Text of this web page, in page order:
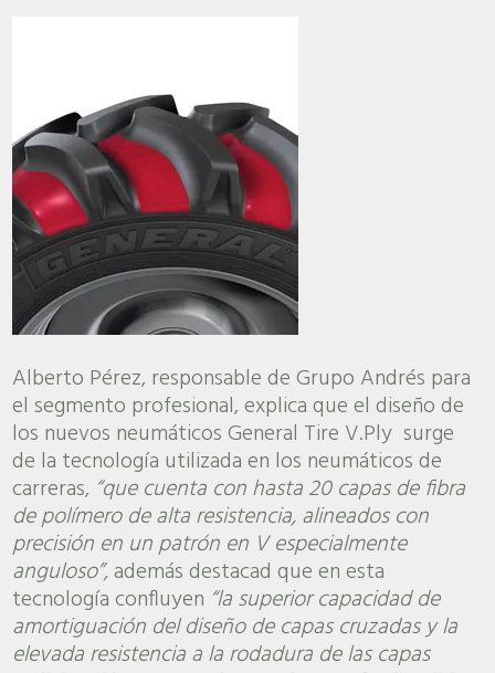
Alberto Pérez, responsable de Grupo Andrés para
el segmento profesional, explica que el diseño de
los nuevos neumáticos General Tire V.Ply surge
de la tecnología utilizada en los neumáticos de
carreras, “que cuenta con hasta 20 capas de fibra
de polímero de alta resistencia, alineados con
precisión en un patrón en V especialmente
anguloso”,además destacad que en esta
tecnología confluyen “la superior capacidad de
amortiguación del diseño de capas cruzadas y la
elevada resistencia a la rodadura de las capas